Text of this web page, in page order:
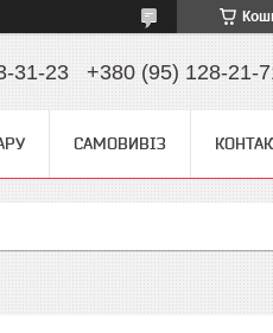
31-23 +380 (95) 128-21-
САМОВИВІЗ